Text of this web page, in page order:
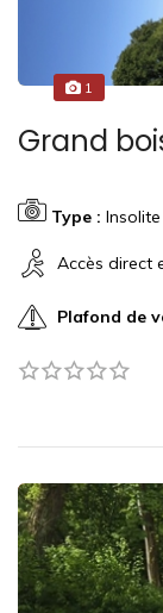
1
Grand
Type : Insolite
Accès direct
Plafond de